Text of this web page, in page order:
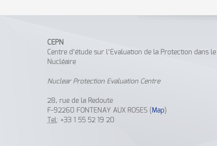
CEPN
Centre d’étude sur l’Evaluation de la Protection dans
Nucléaire
Nuclear Protection Evaluation Centre
28, rue de la Redoute
F-92260 FONTENAY AUX ROSES (Map )
Tel: +33 1 55 52 19 20